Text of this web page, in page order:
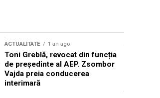
ACTUALITATE 1 an ago
Toni Greblă, revocat din funcția
de președinte al AEP. Zsombor
Vajda preia conducerea
interimară